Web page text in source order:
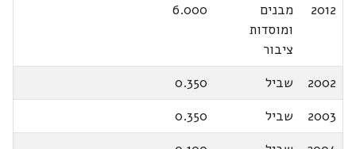
2012
מבנים
ומוסדות
ציבור
6.000
2002 שביל
0.350
2003
שביל
0.350